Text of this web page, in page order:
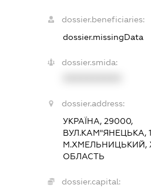
dossier.beneficiaries:
dossier.missingData
dossier.smida:
dossier.address:
УКРАЇНА, 29000,
ВУЛ.КАМ"ЯНЕЦЬКА,
М.ХМЕЛЬНИЦЬКИЙ,
ОБЛАСТЬ
dossier.capital: